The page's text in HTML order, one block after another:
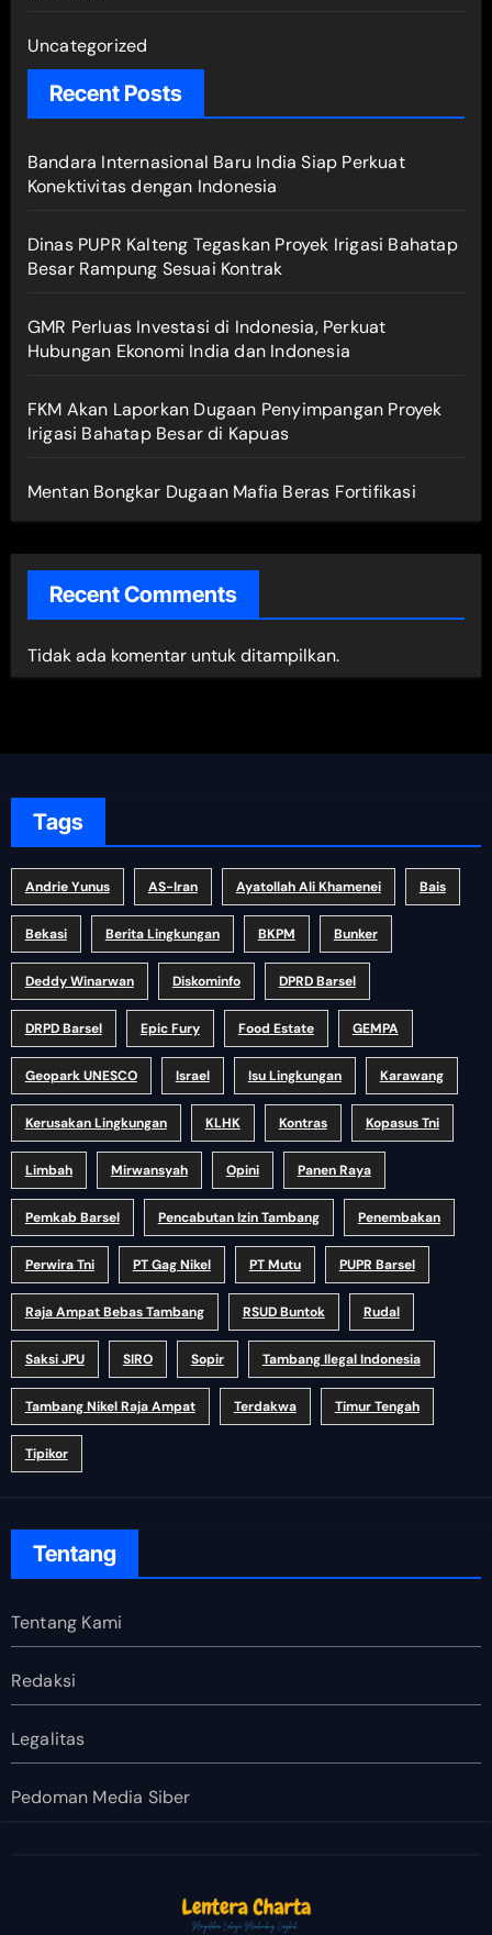
Uncategorized
Recent Posts
Bandara Internasional Baru India Siap Perkuat
Konektivitas dengan Indonesia
Dinas PUPR Kalteng Tegaskan Proyek Irigasi Bahatap
Besar Rampung Sesuai Kontrak
GMR Perluas Investasi di Indonesia, Perkuat
Hubungan Ekonomi India dan Indonesia
FKM Akan Laporkan Dugaan Penyimpangan Proyek
Irigasi Bahatap Besar di Kapuas
Mentan Bongkar Dugaan Mafia Beras Fortifikasi
Recent Comments
Tidak ada komentar untuk ditampilkan.
Tags
Andrie Yunus AS-Iran Ayatollah Ali Khamenei Bais
Bekasi Berita Lingkungan BKPM Bunker
Deddy Winarwan Diskominfo DPRD Barsel
DRPD Barsel Epic Fury Food Estate GEMPA
Geopark UNESCO Israel Isu Lingkungan Karawang
Kerusakan Lingkungan KLHK Kontras Kopasus Tni
Limbah Mirwansyah Opini Panen Raya
Pemkab Barsel Pencabutan Izin Tambang Penembakan
Perwira Tni PT Gag Nikel PT Mutu PUPR Barsel
Raja Ampat Bebas Tambang RSUD Buntok Rudal
Saksi JPU SIRO Sopir Tambang Ilegal Indonesia
Tambang Nikel Raja Ampat Terdakwa Timur Tengah
Tipikor
Tentang
Tentang Kami
Redaksi
Legalitas
Pedoman Media Siber